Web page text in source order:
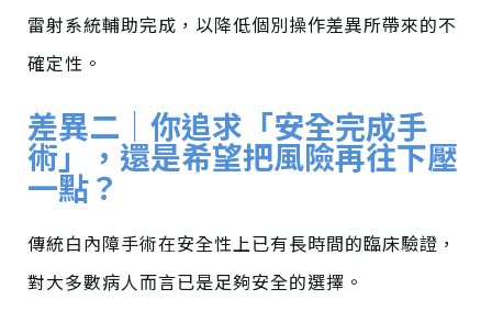
雷射系統輔助完成，以降低個別操作差異所帶來的不
確定性。
差異二｜你追求「安全完成手
術」，還是希望把風險再往下壓
一點？
傳統白內障手術在安全性上已有長時間的臨床驗證，
對大多數病人而言已是足夠安全的選擇。